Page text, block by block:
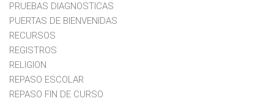
PRUEBAS DIAGNOSTICAS
PUERTAS DE BIENVENIDAS
RECURSOS
REGISTROS
RELIGION
REPASO ESCOLAR
REPASO FIN DE CURSO